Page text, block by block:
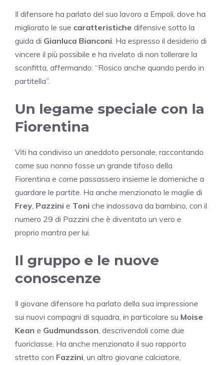
Il difensore ha parlato del suo lavoro a Empoli, dove ha
migliorato le sue caratteristiche difensive sotto la
guida di Gianluca Bianconi. Ha espresso il desiderio di
vincere il più possibile e ha rivelato di non tollerare la
sconfitta, affermando: “Rosico anche quando perdo in
partitella”.
Un legame speciale con la
Fiorentina
Viti ha condiviso un aneddoto personale, raccontando
come suo nonno fosse un grande tifoso della
Fiorentina e come passassero insieme le domeniche a
guardare le partite. Ha anche menzionato le maglie di
Frey, Pazzini e Toni che indossava da bambino, con il
numero 29 di Pazzini che è diventato un vero e
proprio mantra per lui.
Il gruppo e le nuove
conoscenze
Il giovane difensore ha parlato della sua impressione
sui nuovi compagni di squadra, in particolare su Moise
Kean e Gudmundsson, descrivendoli come due
fuoriclasse. Ha anche menzionato il suo rapporto
stretto con Fazzini, un altro giovane calciatore,